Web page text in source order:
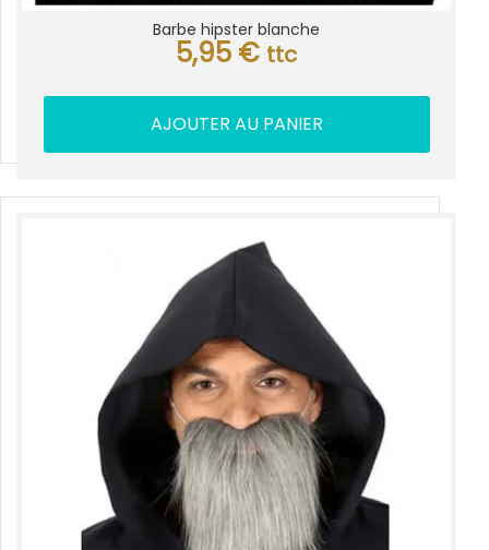
Barbe hipster blanche
5,95 € ttc
AJOUTER AU PANIER